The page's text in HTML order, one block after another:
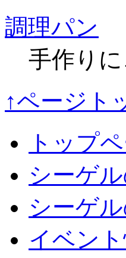
調理パン
手作り
↑ページト
トップ
シーゲ
シーゲ
イベン